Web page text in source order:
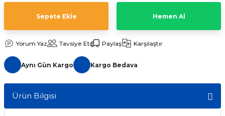
Sepete Ekle Hemen Al
Yorum Yaz Tavsiye Et Paylaş Karşılaştır
Aynı Gün Kargo Kargo Bedava
Ürün Bilgisi